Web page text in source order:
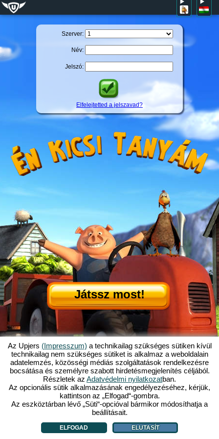
Szerver:
Név:
Jelszó:
Elfelejtetted a jelszavad?
Játssz most!
Mi is az az Én Kicsi Tanyám?|
Itt olvashatod ennek a böngészős játéknak a történetét!| Ami rád vár...|
ÁSZF|Impresszum|Adatvédelmi nyilatkozat|Szabályzat|Fórum|
Támogatás|My Free Farm 2 App|Google Play|App Store
Böngészős játékok - Upjers.com|Sütik kezelése
Az Upjers (Impresszum) a technikailag szükséges sütiken kívül
technikailag nem szükséges sütiket is alkalmaz a weboldalain
adatelemzés, közösségi médiás szolgáltatások rendelkezésre
bocsátása és személyre szabott hirdetésmegjelenítés céljából.
Részletek az Adatvédelmi nyilatkozatban.
Az opcionális sütik alkalmazásának engedélyezéséhez, kérjük,
kattintson az „Elfogad“-gombra.
Az eszköztárban lévő „Süti“-opcióval bármikor módosíthatja a
beállításait.
ELFOGAD ELUTASÍT